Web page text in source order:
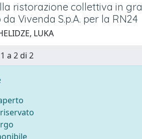
ristorazione collettiva in
Vivenda S.p.A. per la RN24
LUKA
a 2 di 2